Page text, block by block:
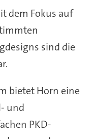
dem Fokus auf
sind die
bietet Horn eine
und
PKD-